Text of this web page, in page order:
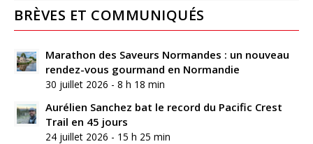
BRÈVES ET COMMUNIQUÉS
Marathon des Saveurs Normandes : un nouveau
rendez-vous gourmand en Normandie
30 juillet 2026 - 8 h 18 min
Aurélien Sanchez bat le record du Pacific Crest
Trail en 45 jours
24 juillet 2026 - 15 h 25 min